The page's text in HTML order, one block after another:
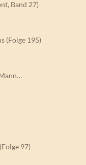
Band 27)
(Folge 195)
97)